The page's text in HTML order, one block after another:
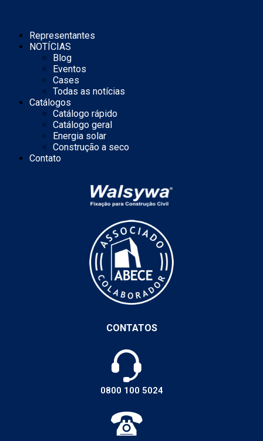
Representantes
NOTÍCIAS
Blog
Eventos
Cases
Todas as notícias
Catálogos
Catálogo rápido
Catálogo geral
Energia solar
Construção a seco
Contato
CONTATOS
0800 100 5024